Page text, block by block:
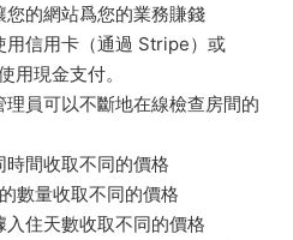
的網站爲您的業務賺錢
用信用卡（通過 Stripe）或
用現金支付。
員可以不斷地在線檢查房間的
間收取不同的價格
數量收取不同的價格
住天數收取不同的價格